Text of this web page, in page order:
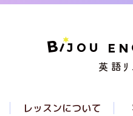
レッスンについて